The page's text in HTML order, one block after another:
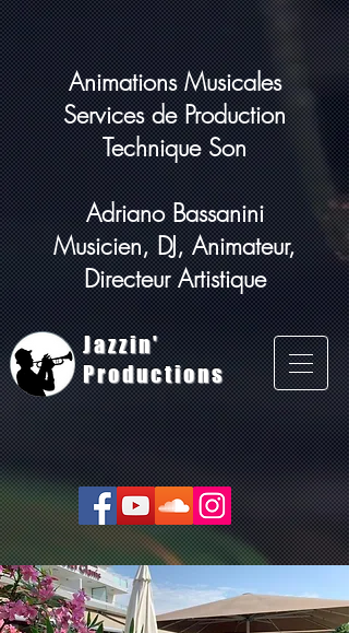
Animations Musicales
Services de Production
Technique Son
Adriano Bassanini
Musicien, DJ, Animateur,
Directeur Artistique
Jazzin'
Productions